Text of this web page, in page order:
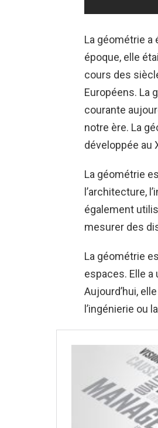
La géométrie a
époque, elle
cours des
Européens. La
courante
notre ère. La
développée au
La géométrie
l’architecture,
également
mesurer des
La géométrie
espaces. Elle a
Aujourd’hui,
l’ingénierie ou